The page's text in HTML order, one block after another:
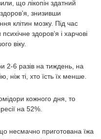
що лікопін здатний
знизивши
клітин мозку. Під час
здоров’я і харчові
віку.
2-6 разів на тиждень, на
ніж ті, хто їсть їх менше.
кожного дня, то
на 52%.
що несмачно приготована їжа